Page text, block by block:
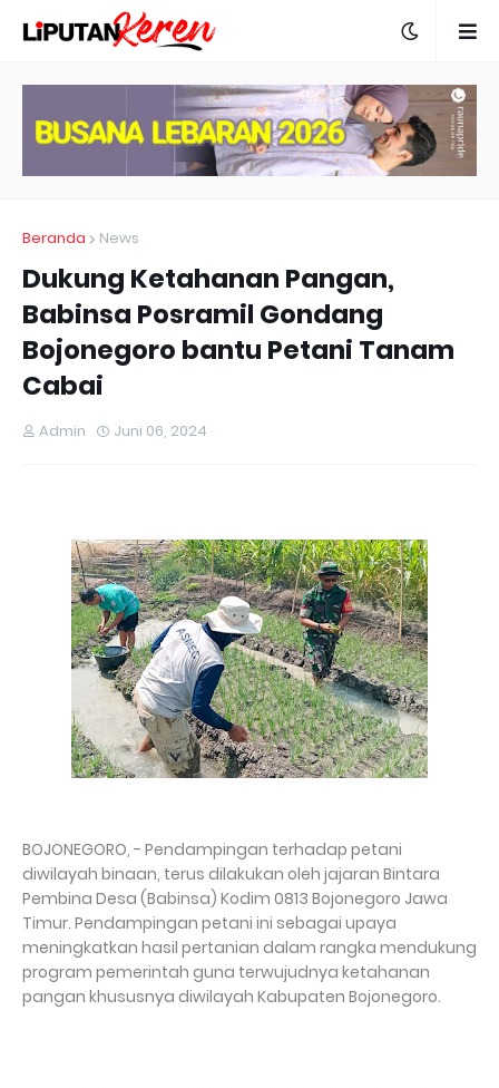
Beranda News
Dukung Ketahanan Pangan,
Babinsa Posramil Gondang
Bojonegoro bantu Petani Tanam
Cabai
Admin Juni 06, 2024
BOJONEGORO, - Pendampingan terhadap petani
diwilayah binaan, terus dilakukan oleh jajaran Bintara
Pembina Desa (Babinsa) Kodim 0813 Bojonegoro Jawa
Timur. Pendampingan petani ini sebagai upaya
meningkatkan hasil pertanian dalam rangka mendukung
program pemerintah guna terwujudnya ketahanan
pangan khususnya diwilayah Kabupaten Bojonegoro.